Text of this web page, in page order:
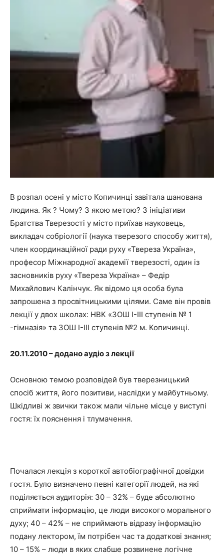
В розпал осені у місто Копичинці завітала шанована
людина. Як ? Чому? З якою метою? З ініціативи
Братства Тверезості у місто приїхав науковець,
викладач собріології (наука тверезого способу життя),
член координаційної ради руху «Твереза Україна»,
професор Міжнародної академії тверезості, один із
засновників руху «Твереза Україна» – Федір
Михайлович Калінчук. Як відомо ця особа була
запрошена з просвітницькими цілями. Саме він провів
лекції у двох школах: НВК «ЗОШ І-ІІІ ступенів № 1
-гімназія» та ЗОШ І-ІІІ ступенів №2 м. Копичинці.
20.11.2010 – додано аудіо з лекції
Основною темою розповідей був тверезницький
спосіб життя, його позитиви, наслідки у майбутньому.
Шкідливі ж звички також мали чільне місце у виступі
гостя: їх пояснення і тлумачення.
Почалася лекція з короткої автобіографічної довідки
гостя. Було визначено певні категорії людей, на які
поділяється аудиторія: 30 – 32% – буде абсолютно
сприймати інформацію, це люди високого морального
духу; 40 – 42% – не сприймають відразу інформацію
подану лектором, їм потрібен час та додаткові знання;
10 – 15% – люди в яких слабше розвинене логічне